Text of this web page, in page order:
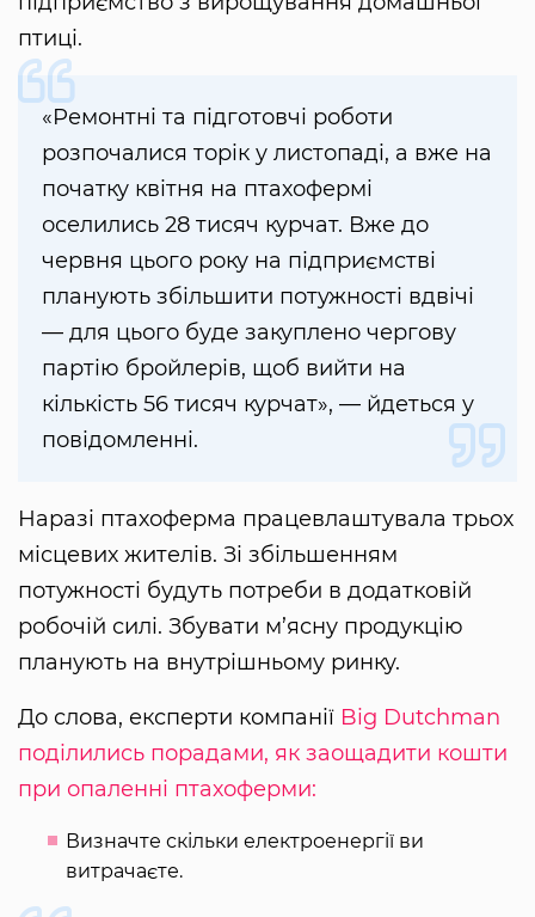
птиці.
«Ремонтні та підготовчі роботи
розпочалися торік у листопаді, а вже на
початку квітня на птахофермі
оселились 28 тисяч курчат. Вже до
червня цього року на підприємстві
планують збільшити потужності вдвічі
— для цього буде закуплено чергову
партію бройлерів, щоб вийти на
кількість 56 тисяч курчат», — йдеться у
повідомленні.
Наразі птахоферма працевлаштувала трьох
місцевих жителів. Зі збільшенням
потужності будуть потреби в додатковій
робочій силі. Збувати м’ясну продукцію
планують на внутрішньому ринку.
До слова, експерти компанії Big Dutchman
поділились порадами, як заощадити кошти
при опаленні птахоферми:
Визначте скільки електроенергії ви
витрачаєте.